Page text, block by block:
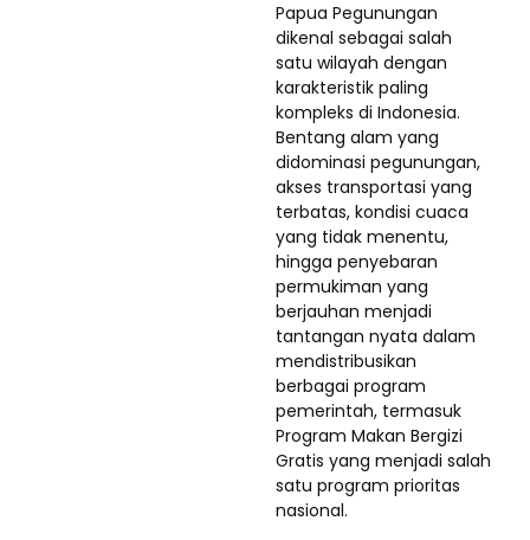
Papua Pegunungan
dikenal sebagai salah
satu wilayah dengan
karakteristik paling
kompleks di Indonesia.
Bentang alam yang
didominasi pegunungan,
akses transportasi yang
terbatas, kondisi cuaca
yang tidak menentu,
hingga penyebaran
permukiman yang
berjauhan menjadi
tantangan nyata dalam
mendistribusikan
berbagai program
pemerintah, termasuk
Program Makan Bergizi
Gratis yang menjadi salah
satu program prioritas
nasional.